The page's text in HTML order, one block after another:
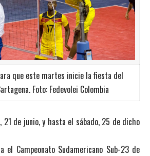
que este martes inicie la fiesta del
Foto: Fedevolei Colombia
de junio, y hasta el sábado, 25 de dicho
el Campeonato Sudamericano Sub-23 de